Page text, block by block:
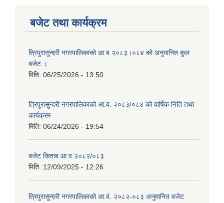
बजेट तथा कार्यक्रम
त्रिपुरासुन्दरी नगरपालिकाको आ.ब.२०८३।०८४ को अनुमानित कुल
बजेट ।
मिति: 06/25/2026 - 13:50
त्रिपुरासुन्दरी नगरपालिकाको आ.व. २०८३/०८४ को वार्षिक निति तथा
कार्यक्रम
मिति: 06/24/2026 - 19:54
बजेट किताब आ.व.२०८२/०८३
मिति: 12/09/2025 - 12:26
त्रिपुरासुन्दरी नगरपालिकाको आ.वं. २०८२-०८३ अनुमानित वजेट